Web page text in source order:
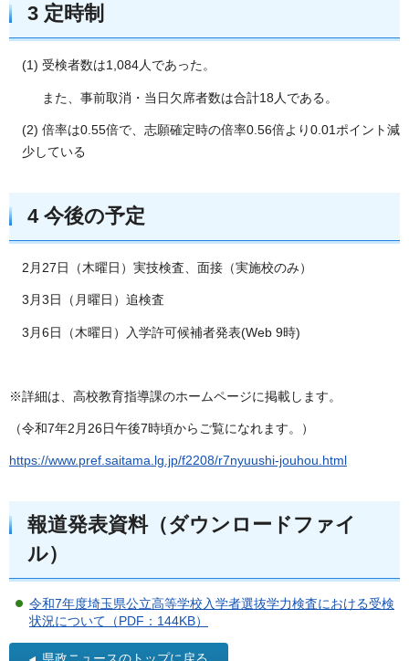
3 定時制
(1) 受検者数は1,084人であった。
また、事前取消・当日欠席者数は合計18人である。
(2) 倍率は0.55倍で、志願確定時の倍率0.56倍より0.01ポイント減
少している
4 今後の予定
2月27日（木曜日）実技検査、面接（実施校のみ）
3月3日（月曜日）追検査
3月6日（木曜日）入学許可候補者発表(Web 9時)
※詳細は、高校教育指導課のホームページに掲載します。
（令和7年2月26日午後7時頃からご覧になれます。）
https://www.pref.saitama.lg.jp/f2208/r7nyuushi-jouhou.html
報道発表資料（ダウンロードファイ
ル）
令和7年度埼玉県公立高等学校入学者選抜学力検査における受検
状況について（PDF：144KB）